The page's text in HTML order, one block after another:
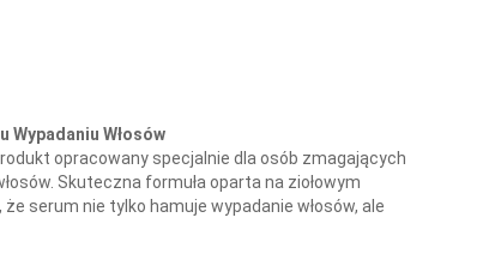
Wypadaniu Włosów
opracowany specjalnie dla osób zmagających
Skuteczna formuła oparta na ziołowym
że serum nie tylko hamuje wypadanie włosów, ale